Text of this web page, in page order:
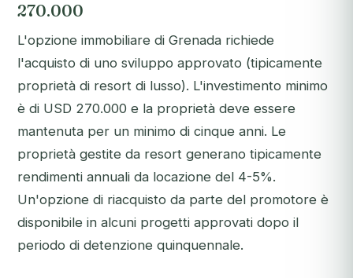
270.000
L'opzione immobiliare di Grenada richiede
l'acquisto di uno sviluppo approvato (tipicamente
proprietà di resort di lusso). L'investimento minimo
è di USD 270.000 e la proprietà deve essere
mantenuta per un minimo di cinque anni. Le
proprietà gestite da resort generano tipicamente
rendimenti annuali da locazione del 4-5%.
Un'opzione di riacquisto da parte del promotore è
disponibile in alcuni progetti approvati dopo il
periodo di detenzione quinquennale.